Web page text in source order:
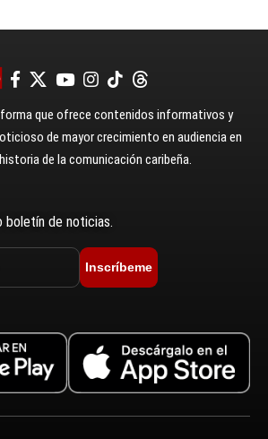
que ofrece contenidos informativos y
de mayor crecimiento en audiencia en
de la comunicación caribeña.
boletín de noticias.
Inscríbeme